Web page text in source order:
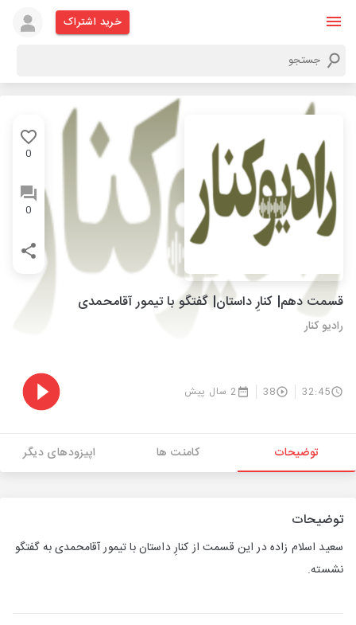
خرید اشتراک
0
0
قسمت دهم| کنارِ داستان| گفتگو با تیمور آقامحمدی
رادیو کنار
32:45
38 2 سال پیش
توضیحات کامنت ها اپیزودهای دیگر
توضیحات
سعید اسلام زاده در این قسمت از کنارِ داستان با تیمور آقامحمدی به گفتگو
نشسته.